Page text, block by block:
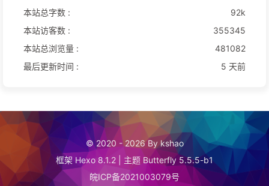
本站总字数 :
92k
本站访客数 :
355345
本站总浏览量 :
481082
最后更新时间 :
5 天前
© 2020 - 2026 By kshao
框架 Hexo 8.1.2 主题 Butterfly 5.5.5-b1
皖ICP备2021003079号